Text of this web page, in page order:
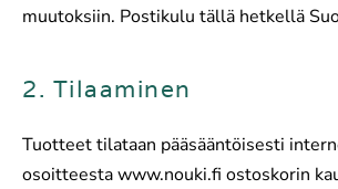
muutoksiin. Postikulu tällä hetkellä
2. Tilaaminen
Tuotteet tilataan pääsääntöisesti
osoitteesta www.nouki.fi ostoskorin